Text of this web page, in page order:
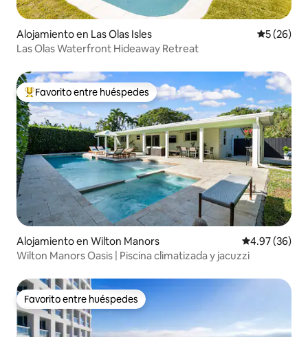
Alojamiento en Las Olas Isles
5 (26)
Las Olas Waterfront Hideaway Retreat
Favorito entre huéspedes preferido
Favorito entre huéspedes
Alojamiento en Wilton Manors Calificación
4.97 (36)
Wilton Manors Oasis | Piscina climatizada y jacuzzi
Favorito entre huéspedes
Favorito entre huéspedes